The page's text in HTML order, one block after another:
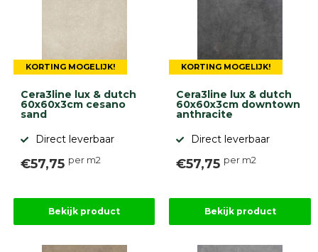
KORTING MOGELIJK!
Cera3line lux & dutch
60x60x3cm cesano
sand
Direct leverbaar
€57,75 per m2
Bekijk product
KORTING MOGELIJK!
Cera3line lux & dutch
60x60x3cm downtown
anthracite
Direct leverbaar
€57,75 per m2
Bekijk product